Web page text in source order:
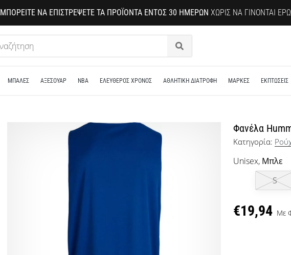
ΜΠΟΡΕΊΤΕ ΝΑ ΕΠΙΣΤΡΈΨΕΤΕ ΤΑ ΠΡΟΪΌΝΤΑ ΕΝΤΌΣ 30 ΗΜΕΡΏΝ ΧΩΡΊΣ ΝΑ ΓΊΝΟΝΤΑΙ
Αναζήτηση
ΜΠΑΛΕΣ ΑΞΕΣΟΥΑΡ NBA ΕΛΕΥΘΕΡΟΣ ΧΡΟΝΟΣ ΑΘΛΗΤΙΚΗ ΔΙΑΤΡΟΦΗ ΜΑΡΚΕΣ ΕΚΠΤΩΣΕΙΣ
Φανέλα
Κατηγορία:
Unisex, Μπλε
S
€19,94 Με